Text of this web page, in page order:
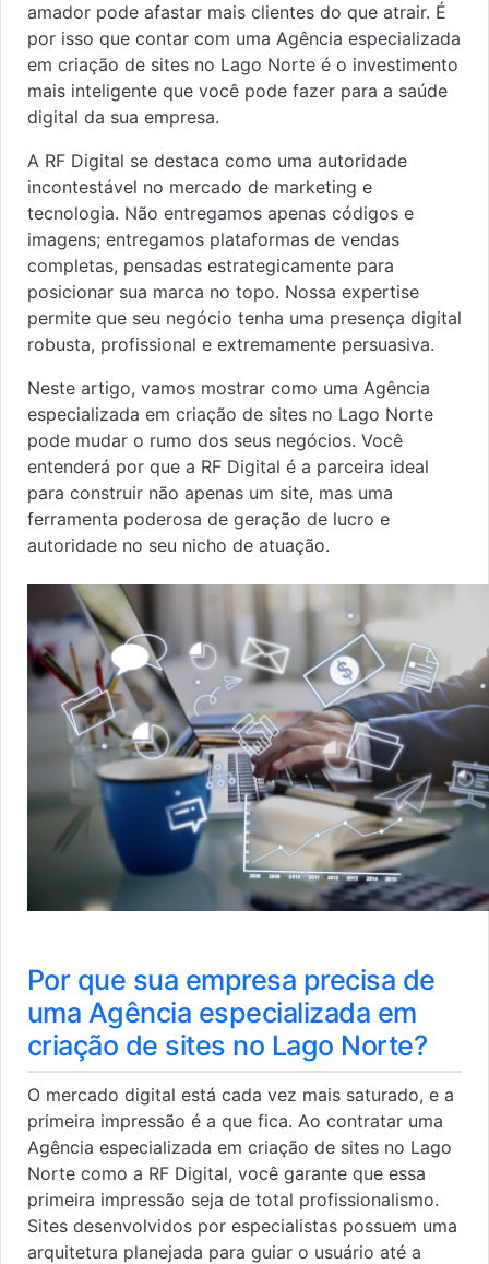
amador pode afastar mais clientes do que atrair. É
por isso que contar com uma Agência especializada
em criação de sites no Lago Norte é o investimento
mais inteligente que você pode fazer para a saúde
digital da sua empresa.
A RF Digital se destaca como uma autoridade
incontestável no mercado de marketing e
tecnologia. Não entregamos apenas códigos e
imagens; entregamos plataformas de vendas
completas, pensadas estrategicamente para
posicionar sua marca no topo. Nossa expertise
permite que seu negócio tenha uma presença digital
robusta, profissional e extremamente persuasiva.
Neste artigo, vamos mostrar como uma Agência
especializada em criação de sites no Lago Norte
pode mudar o rumo dos seus negócios. Você
entenderá por que a RF Digital é a parceira ideal
para construir não apenas um site, mas uma
ferramenta poderosa de geração de lucro e
autoridade no seu nicho de atuação.
Por que sua empresa precisa de
uma Agência especializada em
criação de sites no Lago Norte?
O mercado digital está cada vez mais saturado, e a
primeira impressão é a que fica. Ao contratar uma
Agência especializada em criação de sites no Lago
Norte como a RF Digital, você garante que essa
primeira impressão seja de total profissionalismo.
Sites desenvolvidos por especialistas possuem uma
arquitetura planejada para guiar o usuário até a